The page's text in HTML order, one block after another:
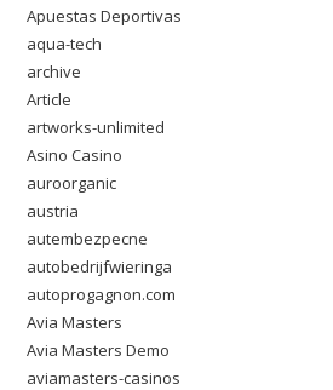
Apuestas Deportivas
aqua-tech
archive
Article
artworks-unlimited
Asino Casino
auroorganic
austria
autembezpecne
autobedrijfwieringa
autoprogagnon.com
Avia Masters
Avia Masters Demo
aviamasters-casinos